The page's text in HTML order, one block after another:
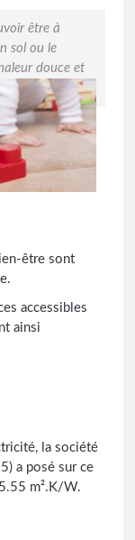
être à
sol ou le
douce et
être sont
accessibles
ainsi
la société
a posé sur ce
m².K/W.